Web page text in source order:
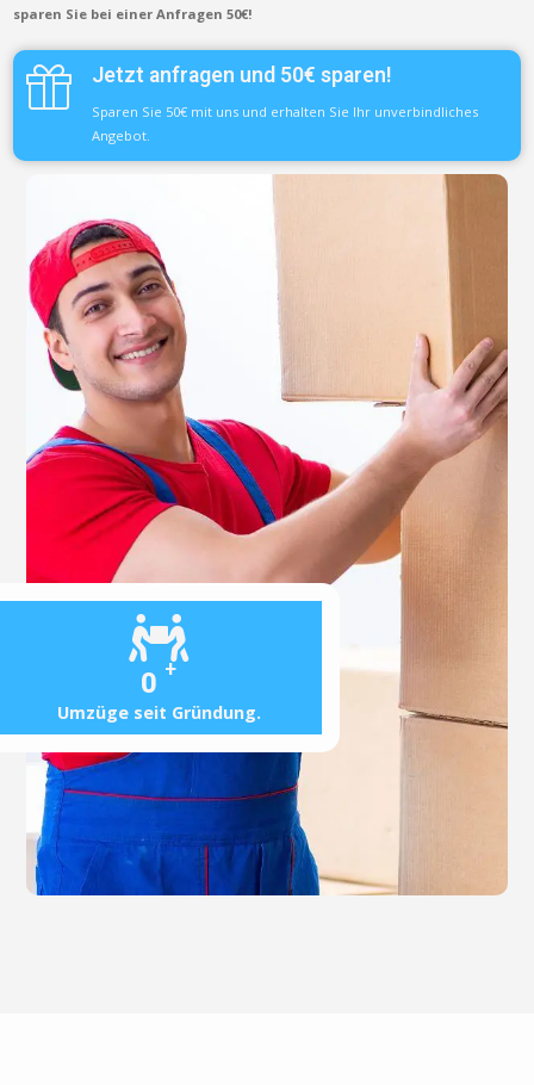
0 +
Umzüge seit Gründung.
sparen Sie bei einer Anfragen 50€!
Jetzt anfragen und 50€ sparen!
Sparen Sie 50€ mit uns und erhalten Sie Ihr unverbindliches
Angebot.